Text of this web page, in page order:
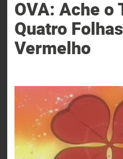
OVA: Ache o
Quatro Folhas
Vermelho